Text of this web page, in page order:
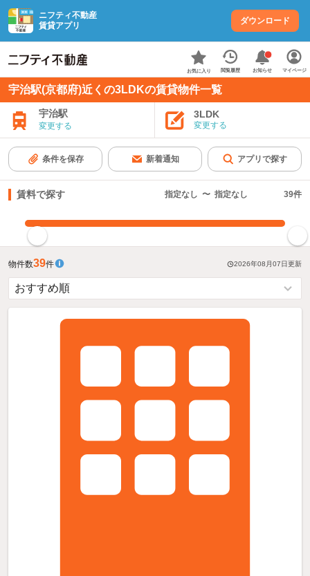
ニフティ不動産
賃貸アプリ
ダウンロード
お気に入り 閲覧履歴 お知らせ マイページ
宇治駅(京都府)近くの3LDKの賃貸物件一覧
宇治駅
変更する
3LDK
変更する
条件を保存 新着通知 アプリで探す
賃料で探す 指定なし 〜 指定なし 39件
物件数39件 2026年08月07日更新